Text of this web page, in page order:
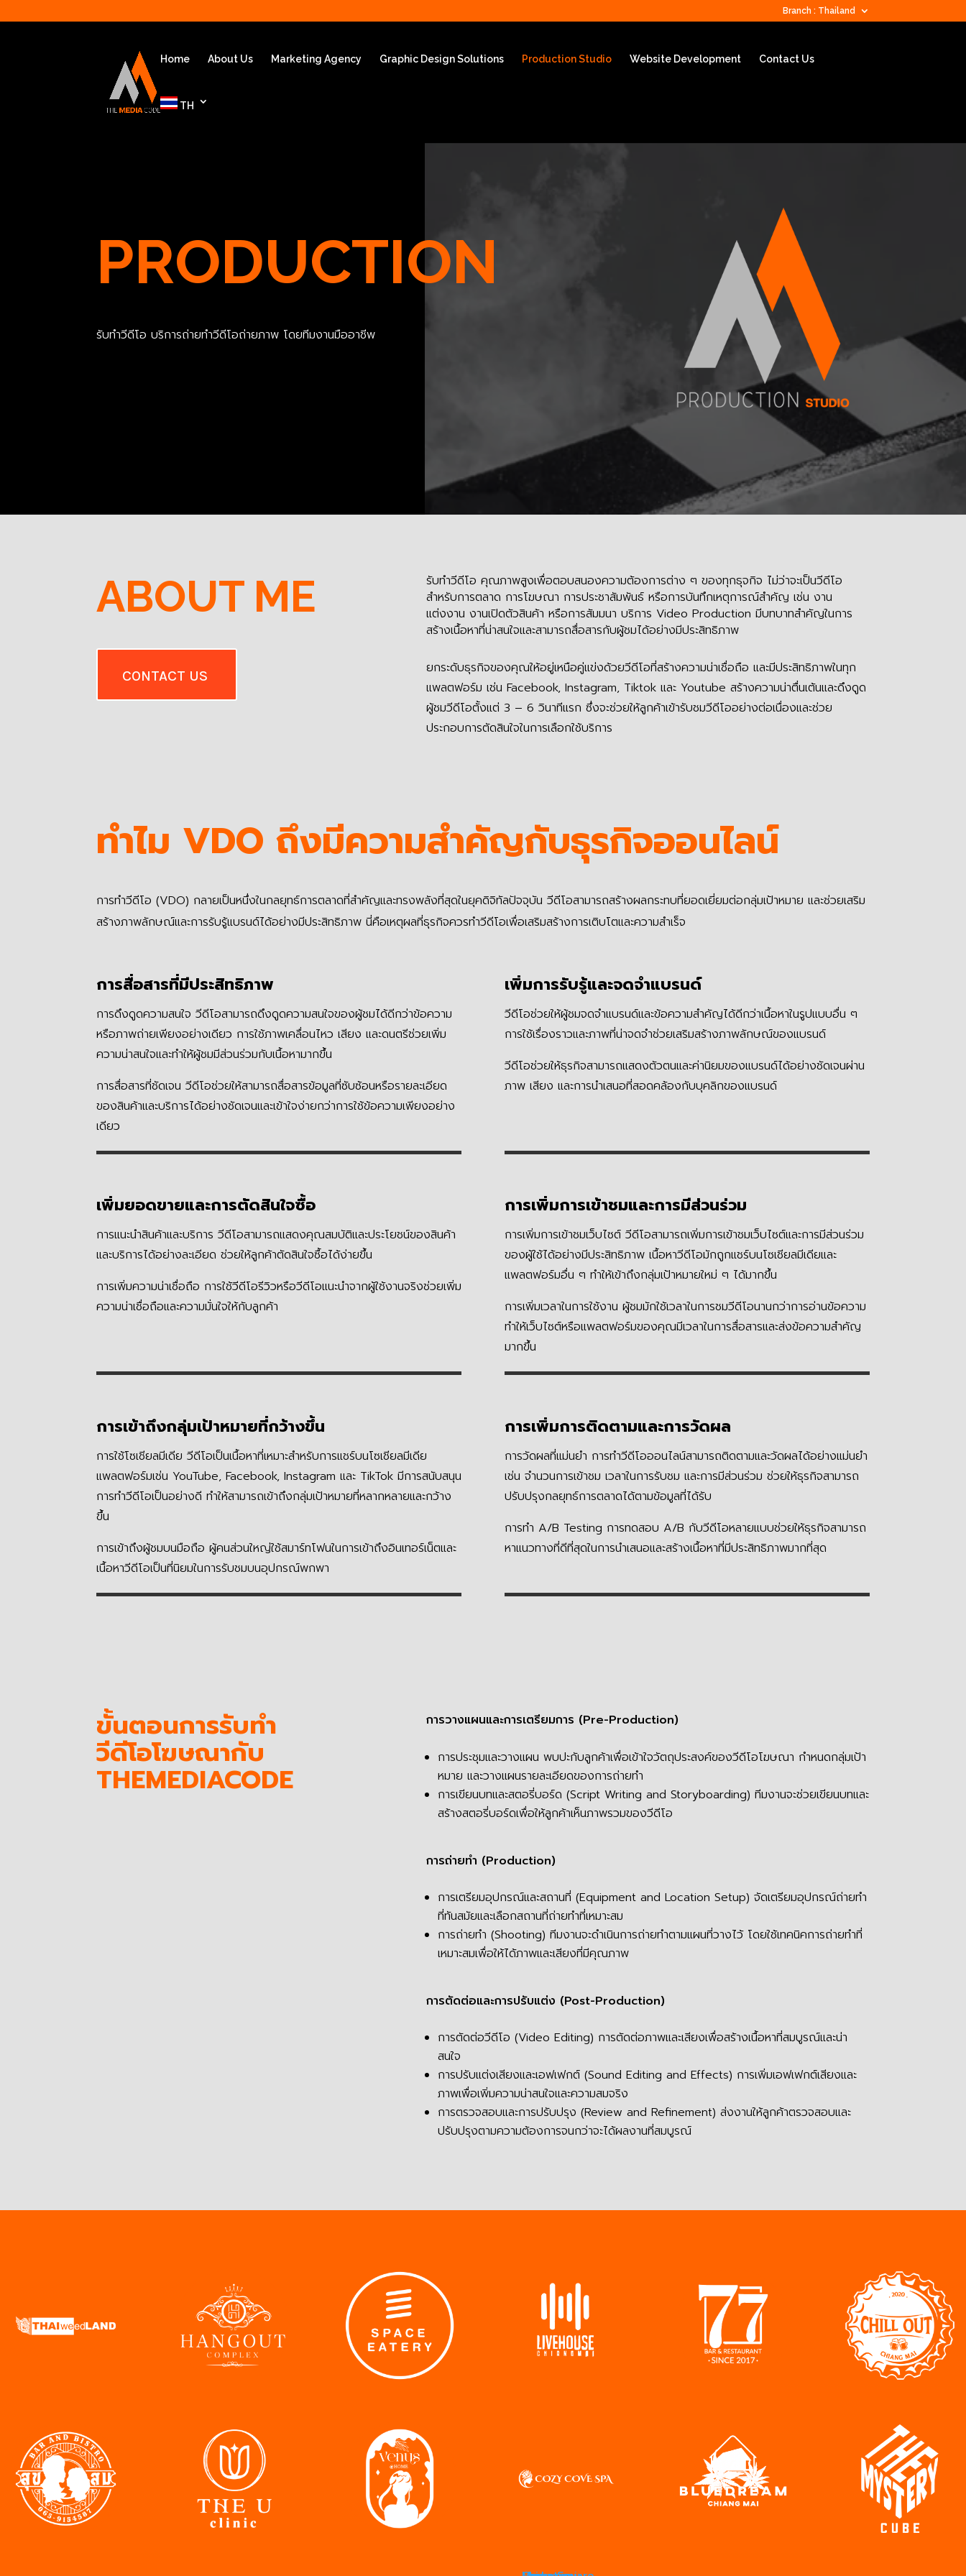
Branch : Thailand
Home About Us Marketing Agency Graphic Design Solutions Production Studio Website Development Contact Us
TH
PRODUCTION
รับทำวีดีโอ บริการถ่ายทำวีดีโอถ่ายภาพ โดยทีมงานมืออาชีพ
ABOUT ME
CONTACT US
รับทำวีดีโอ คุณภาพสูงเพื่อตอบสนองความต้องการต่าง ๆ ของทุกธุจกิจ ไม่ว่าจะเป็นวีดีโอ
สำหรับการตลาด การโฆษณา การประชาสัมพันธ์ หรือการบันทึกเหตุการณ์สำคัญ เช่น งาน
แต่งงาน งานเปิดตัวสินค้า หรือการสัมมนา บริการ Video Production มีบทบาทสำคัญในการ
สร้างเนื้อหาที่น่าสนใจและสามารถสื่อสารกับผู้ชมได้อย่างมีประสิทธิภาพ
ยกระดับธุรกิจของคุณให้อยู่เหนือคู่แข่งด้วยวีดีโอที่สร้างความน่าเชื่อถือ และมีประสิทธิภาพในทุก
แพลตฟอร์ม เช่น Facebook, Instagram, Tiktok และ Youtube สร้างความน่าตื่นเต้นและดึงดูด
ผู้ชมวีดีโอตั้งแต่ 3 – 6 วินาทีแรก ซึ่งจะช่วยให้ลูกค้าเข้ารับชมวีดีโออย่างต่อเนื่องและช่วย
ประกอบการตัดสินใจในการเลือกใช้บริการ
ทำไม VDO ถึงมีความสำคัญกับธุรกิจออนไลน์
การทำวีดีโอ (VDO) กลายเป็นหนึ่งในกลยุทธ์การตลาดที่สำคัญและทรงพลังที่สุดในยุคดิจิทัลปัจจุบัน วีดีโอสามารถสร้างผลกระทบที่ยอดเยี่ยมต่อกลุ่มเป้าหมาย และช่วยเสริม
สร้างภาพลักษณ์และการรับรู้แบรนด์ได้อย่างมีประสิทธิภาพ นี่คือเหตุผลที่ธุรกิจควรทำวีดีโอเพื่อเสริมสร้างการเติบโตและความสำเร็จ
การสื่อสารที่มีประสิทธิภาพ
การดึงดูดความสนใจ วีดีโอสามารถดึงดูดความสนใจของผู้ชมได้ดีกว่าข้อความ
หรือภาพถ่ายเพียงอย่างเดียว การใช้ภาพเคลื่อนไหว เสียง และดนตรีช่วยเพิ่ม
ความน่าสนใจและทำให้ผู้ชมมีส่วนร่วมกับเนื้อหามากขึ้น
การสื่อสารที่ชัดเจน วีดีโอช่วยให้สามารถสื่อสารข้อมูลที่ซับซ้อนหรือรายละเอียด
ของสินค้าและบริการได้อย่างชัดเจนและเข้าใจง่ายกว่าการใช้ข้อความเพียงอย่าง
เดียว
เพิ่มการรับรู้และจดจำแบรนด์
วีดีโอช่วยให้ผู้ชมจดจำแบรนด์และข้อความสำคัญได้ดีกว่าเนื้อหาในรูปแบบอื่น ๆ
การใช้เรื่องราวและภาพที่น่าจดจำช่วยเสริมสร้างภาพลักษณ์ของแบรนด์
วีดีโอช่วยให้ธุรกิจสามารถแสดงตัวตนและค่านิยมของแบรนด์ได้อย่างชัดเจนผ่าน
ภาพ เสียง และการนำเสนอที่สอดคล้องกับบุคลิกของแบรนด์
เพิ่มยอดขายและการตัดสินใจซื้อ
การแนะนำสินค้าและบริการ วีดีโอสามารถแสดงคุณสมบัติและประโยชน์ของสินค้า
และบริการได้อย่างละเอียด ช่วยให้ลูกค้าตัดสินใจซื้อได้ง่ายขึ้น
การเพิ่มความน่าเชื่อถือ การใช้วีดีโอรีวิวหรือวีดีโอแนะนำจากผู้ใช้งานจริงช่วยเพิ่ม
ความน่าเชื่อถือและความมั่นใจให้กับลูกค้า
การเพิ่มการเข้าชมและการมีส่วนร่วม
การเพิ่มการเข้าชมเว็บไซต์ วีดีโอสามารถเพิ่มการเข้าชมเว็บไซต์และการมีส่วนร่วม
ของผู้ใช้ได้อย่างมีประสิทธิภาพ เนื้อหาวีดีโอมักถูกแชร์บนโซเชียลมีเดียและ
แพลตฟอร์มอื่น ๆ ทำให้เข้าถึงกลุ่มเป้าหมายใหม่ ๆ ได้มากขึ้น
การเพิ่มเวลาในการใช้งาน ผู้ชมมักใช้เวลาในการชมวีดีโอนานกว่าการอ่านข้อความ
ทำให้เว็บไซต์หรือแพลตฟอร์มของคุณมีเวลาในการสื่อสารและส่งข้อความสำคัญ
มากขึ้น
การเข้าถึงกลุ่มเป้าหมายที่กว้างขึ้น
การใช้โซเชียลมีเดีย วีดีโอเป็นเนื้อหาที่เหมาะสำหรับการแชร์บนโซเชียลมีเดีย
แพลตฟอร์มเช่น YouTube, Facebook, Instagram และ TikTok มีการสนับสนุน
การทำวีดีโอเป็นอย่างดี ทำให้สามารถเข้าถึงกลุ่มเป้าหมายที่หลากหลายและกว้าง
ขึ้น
การเข้าถึงผู้ชมบนมือถือ ผู้คนส่วนใหญ่ใช้สมาร์ทโฟนในการเข้าถึงอินเทอร์เน็ตและ
เนื้อหาวีดีโอเป็นที่นิยมในการรับชมบนอุปกรณ์พกพา
การเพิ่มการติดตามและการวัดผล
การวัดผลที่แม่นยำ การทำวีดีโอออนไลน์สามารถติดตามและวัดผลได้อย่างแม่นยำ
เช่น จำนวนการเข้าชม เวลาในการรับชม และการมีส่วนร่วม ช่วยให้ธุรกิจสามารถ
ปรับปรุงกลยุทธ์การตลาดได้ตามข้อมูลที่ได้รับ
การทำ A/B Testing การทดสอบ A/B กับวีดีโอหลายแบบช่วยให้ธุรกิจสามารถ
หาแนวทางที่ดีที่สุดในการนำเสนอและสร้างเนื้อหาที่มีประสิทธิภาพมากที่สุด
ขั้นตอนการรับทำ
วีดีโอโฆษณากับ
THEMEDIACODE
การวางแผนและการเตรียมการ (Pre-Production)
การประชุมและวางแผน พบปะกับลูกค้าเพื่อเข้าใจวัตถุประสงค์ของวีดีโอโฆษณา กำหนดกลุ่มเป้า
หมาย และวางแผนรายละเอียดของการถ่ายทำ
การเขียนบทและสตอรี่บอร์ด (Script Writing and Storyboarding) ทีมงานจะช่วยเขียนบทและ
สร้างสตอรี่บอร์ดเพื่อให้ลูกค้าเห็นภาพรวมของวีดีโอ
การถ่ายทำ (Production)
การเตรียมอุปกรณ์และสถานที่ (Equipment and Location Setup) จัดเตรียมอุปกรณ์ถ่ายทำ
ที่ทันสมัยและเลือกสถานที่ถ่ายทำที่เหมาะสม
การถ่ายทำ (Shooting) ทีมงานจะดำเนินการถ่ายทำตามแผนที่วางไว้ โดยใช้เทคนิคการถ่ายทำที่
เหมาะสมเพื่อให้ได้ภาพและเสียงที่มีคุณภาพ
การตัดต่อและการปรับแต่ง (Post-Production)
การตัดต่อวีดีโอ (Video Editing) การตัดต่อภาพและเสียงเพื่อสร้างเนื้อหาที่สมบูรณ์และน่า
สนใจ
การปรับแต่งเสียงและเอฟเฟกต์ (Sound Editing and Effects) การเพิ่มเอฟเฟกต์เสียงและ
ภาพเพื่อเพิ่มความน่าสนใจและความสมจริง
การตรวจสอบและการปรับปรุง (Review and Refinement) ส่งงานให้ลูกค้าตรวจสอบและ
ปรับปรุงตามความต้องการจนกว่าจะได้ผลงานที่สมบูรณ์